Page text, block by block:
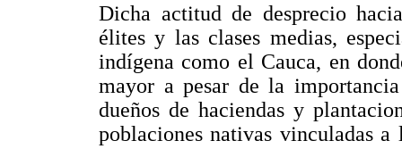
Dicha actitud de desprecio
élites y las clases medias,
indígena como el Cauca, en
mayor a pesar de la
dueños de haciendas y
poblaciones nativas vinculadas